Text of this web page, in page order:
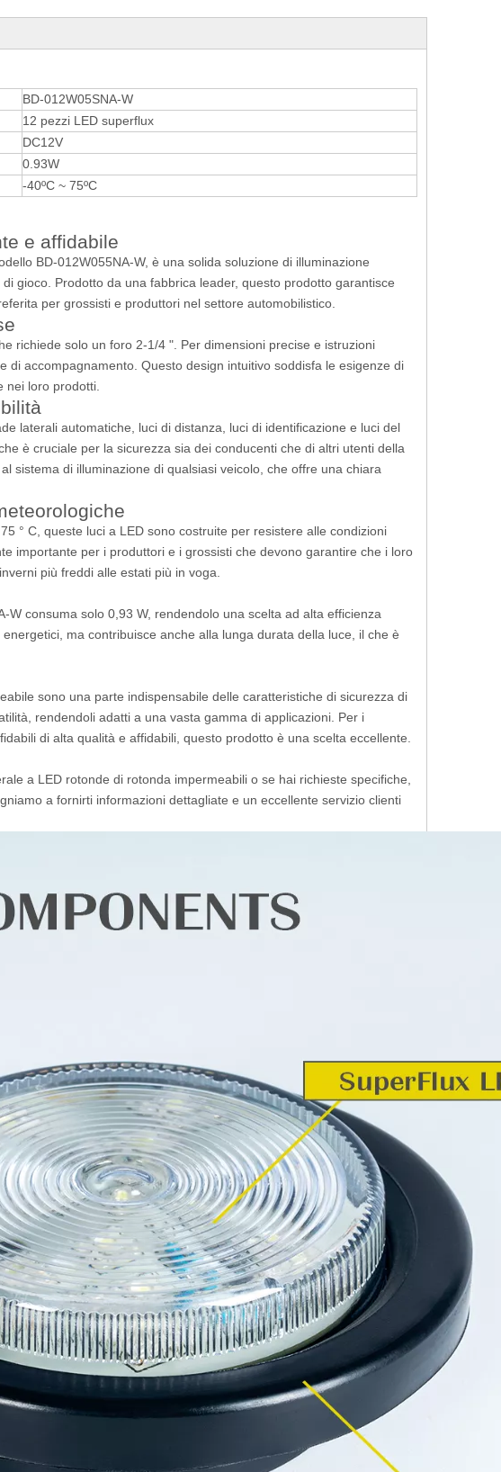
BD-012W05SNA-W
12 pezzi LED superflux
DC12V
0.93W
-40ºC ~ 75ºC
e affidabile
BD-012W055NA-W, è una solida soluzione di illuminazione
gioco. Prodotto da una fabbrica leader, questo prodotto garantisce
per grossisti e produttori nel settore automobilistico.
richiede solo un foro 2-1/4 ". Per dimensioni precise e istruzioni
accompagnamento. Questo design intuitivo soddisfa le esigenze di
nei loro prodotti.
laterali automatiche, luci di distanza, luci di identificazione e luci del
è cruciale per la sicurezza sia dei conducenti che di altri utenti della
sistema di illuminazione di qualsiasi veicolo, che offre una chiara
° C, queste luci a LED sono costruite per resistere alle condizioni
importante per i produttori e i grossisti che devono garantire che i loro
più freddi alle estati più in voga.
consuma solo 0,93 W, rendendolo una scelta ad alta efficienza
ma contribuisce anche alla lunga durata della luce, il che è
sono una parte indispensabile delle caratteristiche di sicurezza di
rendendoli adatti a una vasta gamma di applicazioni. Per i
di alta qualità e affidabili, questo prodotto è una scelta eccellente.
a LED rotonde di rotonda impermeabili o se hai richieste specifiche,
a fornirti informazioni dettagliate e un eccellente servizio clienti